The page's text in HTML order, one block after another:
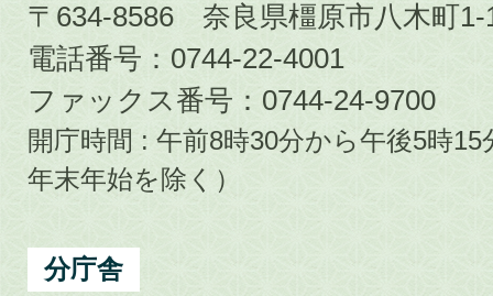
〒634-8586 奈良県橿原市八木町1-
電話番号：0744-22-4001
ファックス番号：0744-24-9700
開庁時間 : 午前8時30分から午後5時
年末年始を除く）
分庁舎